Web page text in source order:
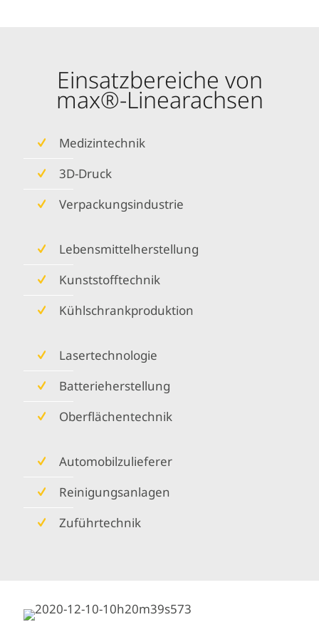
Einsatzbereiche von
max®-Linearachsen
Medizintechnik
3D-Druck
Verpackungsindustrie
Lebensmittelherstellung
Kunststofftechnik
Kühlschrankproduktion
Lasertechnologie
Batterieherstellung
Oberflächentechnik
Automobilzulieferer
Reinigungsanlagen
Zuführtechnik